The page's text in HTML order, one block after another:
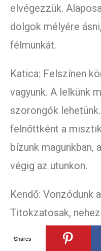
elvégezzük.
dolgok mélyére
félmunkát.
Katica: Felszínen
vagyunk. A lelkünk
szorongók
felnőttként a
bízunk magunkban,
végig az utunkon.
Kendő: Vonzódunk
Titokzatosak,
és imádjuk a
Shares